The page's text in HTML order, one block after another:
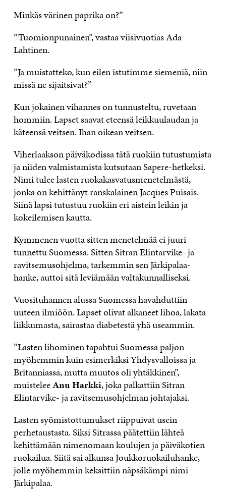
Minkäs värinen paprika on?”
”Tuomionpunainen”, vastaa viisivuotias Ada
Lahtinen.
”Ja muistatteko, kun eilen istutimme siemeniä, niin
missä ne sijaitsivat?”
Kun jokainen vihannes on tunnusteltu, ruvetaan
hommiin. Lapset saavat eteensä leikkuulaudan ja
käteensä veitsen. Ihan oikean veitsen.
Viherlaakson päiväkodissa tätä ruokiin tutustumista
ja niiden valmistamista kutsutaan Sapere-hetkeksi.
Nimi tulee lasten ruokakasvatusmenetelmästä,
jonka on kehittänyt ranskalainen Jacques Puisais.
Siinä lapsi tutustuu ruokiin eri aistein leikin ja
kokeilemisen kautta.
Kymmenen vuotta sitten menetelmää ei juuri
tunnettu Suomessa. Sitten Sitran Elintarvike- ja
ravitsemusohjelma, tarkemmin sen Järkipalaa-
hanke, auttoi sitä leviämään valtakunnalliseksi.
Vuosituhannen alussa Suomessa havahduttiin
uuteen ilmiöön. Lapset olivat alkaneet lihoa, lakata
liikkumasta, sairastaa diabetestä yhä useammin.
”Lasten lihominen tapahtui Suomessa paljon
myöhemmin kuin esimerkiksi Yhdysvalloissa ja
Britanniassa, mutta muutos oli yhtäkkinen”,
muisteleeAnu Harkki, joka palkattiin Sitran
Elintarvike- ja ravitsemusohjelman johtajaksi.
Lasten syömistottumukset riippuivat usein
perhetaustasta. Siksi Sitrassa päätettiin lähteä
kehittämään nimenomaan koulujen ja päiväkotien
ruokailua. Siitä sai alkunsa Joukkoruokailuhanke,
jolle myöhemmin keksittiin näpsäkämpi nimi
Järkipalaa.